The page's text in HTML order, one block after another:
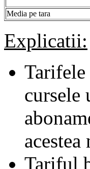
Media pe tara
Explicatii:
cursele
Tariful